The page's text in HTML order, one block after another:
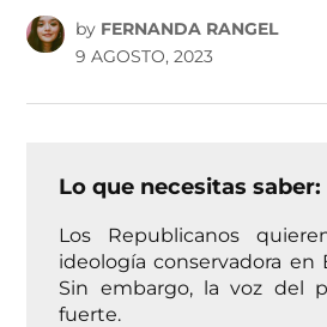
by FERNANDA RANGEL
9 AGOSTO, 2023
Lo que necesitas saber:
Los Republicanos
ideología conservadora en
Sin embargo, la voz del
fuerte.